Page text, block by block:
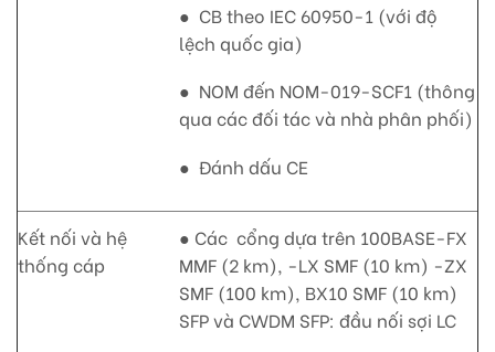
● CB theo IEC 60950-1 (với độ
lệch quốc gia)
● NOM đến NOM-019-SCF1 (thông
qua các đối tác và nhà phân phối)
● Đánh dấu CE
Kết nối và hệ
thống cáp
● Các cổng dựa trên 100BASE-FX
MMF (2 km), -LX SMF (10 km) -ZX
SMF (100 km), BX10 SMF (10 km)
SFP và CWDM SFP: đầu nối sợi LC